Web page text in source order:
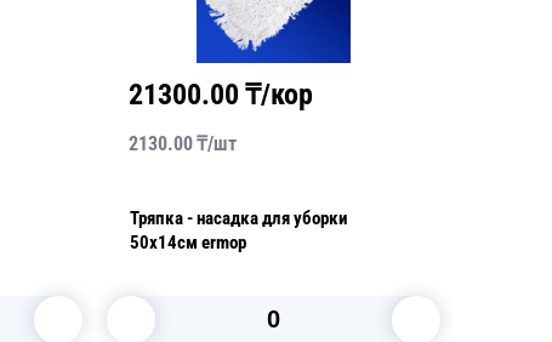
21300.00 ₸/кор
2130.00₸/шт
Тряпка - насадка для уборки
50х14см ermop